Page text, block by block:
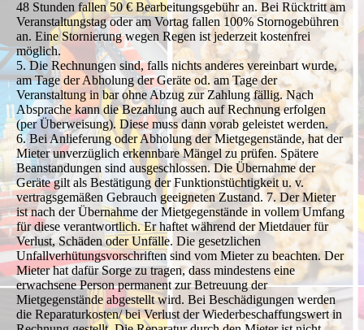
48 Stunden fallen 50 € Bearbeitungsgebühr an. Bei Rücktritt am
Veranstaltungstag oder am Vortag fallen 100% Stornogebühren
an. Eine Stornierung wegen Regen ist jederzeit kostenfrei
möglich.
5. Die Rechnungen sind, falls nichts anderes vereinbart wurde,
am Tage der Abholung der Geräte od. am Tage der
Veranstaltung in bar ohne Abzug zur Zahlung fällig. Nach
Absprache kann die Bezahlung auch auf Rechnung erfolgen
(per Überweisung). Diese muss dann vorab geleistet werden.
6. Bei Anlieferung oder Abholung der Mietgegenstände, hat der
Mieter unverzüglich erkennbare Mängel zu prüfen. Spätere
Beanstandungen sind ausgeschlossen. Die Übernahme der
Geräte gilt als Bestätigung der Funktionstüchtigkeit u. v.
vertragsgemäßen Gebrauch geeigneten Zustand. 7. Der Mieter
ist nach der Übernahme der Mietgegenstände in vollem Umfang
für diese verantwortlich. Er haftet während der Mietdauer für
Verlust, Schäden oder Unfälle. Die gesetzlichen
Unfallverhütungsvorschriften sind vom Mieter zu beachten. Der
Mieter hat dafür Sorge zu tragen, dass mindestens eine
erwachsene Person permanent zur Betreuung der
Mietgegenstände abgestellt wird. Bei Beschädigungen werden
die Reparaturkosten/ bei Verlust der Wiederbeschaffungswert in